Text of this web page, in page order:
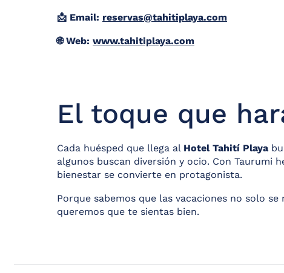
📩 Email: reservas@tahitiplaya.com
🌐 Web: www.tahitiplaya.com
El toque que
Cada huésped que llega al Hotel Tahití Playa
algunos buscan diversión y ocio. Con Taurumi
bienestar se convierte en protagonista.
Porque sabemos que las vacaciones no solo
queremos que te sientas bien.